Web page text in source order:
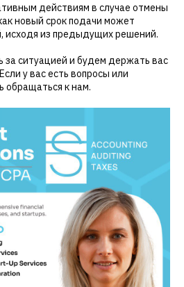
действиям в случае отмены
новый срок подачи может
исходя из предыдущих решений.
ситуацией и будем держать вас
у вас есть вопросы или
обращаться к нам.